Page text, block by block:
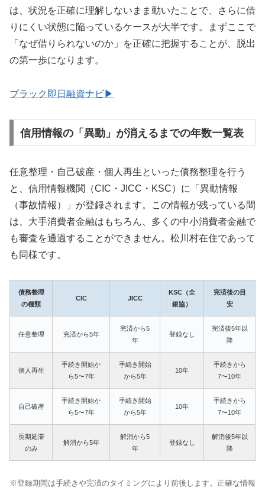
は、状況を正確に理解しないまま動いたことで、さらに借
りにくい状態に陥っているケースが大半です。まずここで
「なぜ借りられないのか」を正確に把握することが、脱出
の第一歩になります。
ブラック即日融資ナビ▶
信用情報の「異動」が消えるまでの年数一覧表
任意整理・自己破産・個人再生といった債務整理を行う
と、信用情報機関（CIC・JICC・KSC）に「異動情報
（事故情報）」が登録されます。この情報が残っている間
は、大手消費者金融はもちろん、多くの中小消費者金融で
も審査を通過することができません。松川村在住であって
も同様です。
債務整理
の種類
CIC JICC
KSC（全
銀協）
完済後の目
安
任意整理 完済から5年
完済から5
年
登録なし
完済後5年以
降
個人再生
手続き開始か
ら5〜7年
手続き開始
から5年
10年
手続きから
7〜10年
自己破産
手続き開始か
ら5〜7年
手続き開始
から5年
10年
手続きから
7〜10年
長期延滞
のみ
解消から5年
解消から5
年
登録なし
解消後5年以
降
※登録期間は手続きや完済のタイミングにより前後します。正確な情報